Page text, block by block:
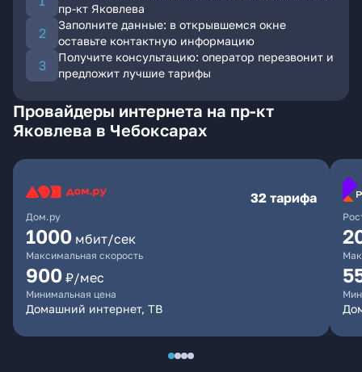
пр-кт Яковлева
Заполните данные: в открывшемся окне
оставьте контактную информацию
Получите консультацию: оператор перезвонит и
предложит лучшие тарифы
Провайдеры интернета на пр-кт
Яковлева в Чебоксарах
Дом.ру
32 тарифа
1000 мбит/сек
Максимальная скорость
900 ₽/мес
Минимальная цена
Домашний интернет, ТВ